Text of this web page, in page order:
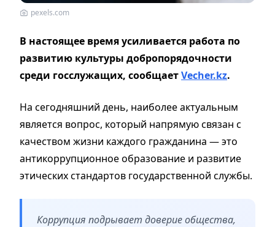
pexels.com
В настоящее время усиливается работа по
развитию культуры добропорядочности
среди госслужащих, сообщаетVecher.kz.
На сегодняшний день, наиболее актуальным
является вопрос, который напрямую связан с
качеством жизни каждого гражданина — это
антикоррупционное образование и развитие
этических стандартов государственной службы.
Коррупция подрывает доверие общества,